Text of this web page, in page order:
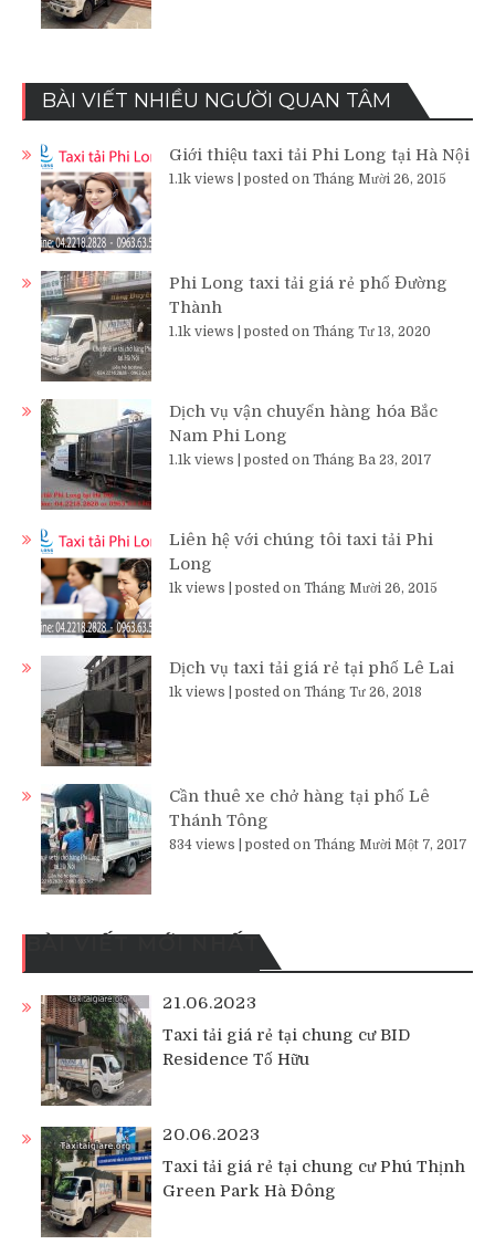
BÀI VIẾT NHIỀU NGƯỜI QUAN TÂM
Giới thiệu taxi tải Phi Long tại Hà Nội
1.1k views posted on Tháng Mười 26, 2015
Phi Long taxi tải giá rẻ phố Đường
Thành
1.1k views posted on Tháng Tư 13, 2020
Dịch vụ vận chuyển hàng hóa Bắc
Nam Phi Long
1.1k views posted on Tháng Ba 23, 2017
Liên hệ với chúng tôi taxi tải Phi
Long
1k views posted on Tháng Mười 26, 2015
Dịch vụ taxi tải giá rẻ tại phố Lê Lai
1k views posted on Tháng Tư 26, 2018
Cần thuê xe chở hàng tại phố Lê
Thánh Tông
834 views posted on Tháng Mười Một 7, 2017
BÀI VIẾT MỚI NHẤT
21.06.2023
Taxi tải giá rẻ tại chung cư BID
Residence Tố Hữu
20.06.2023
Taxi tải giá rẻ tại chung cư Phú Thịnh
Green Park Hà Đông